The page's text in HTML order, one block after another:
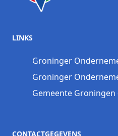
LINKS
Groninger
Groninger
Gemeente
CONTACTGEGEVENS